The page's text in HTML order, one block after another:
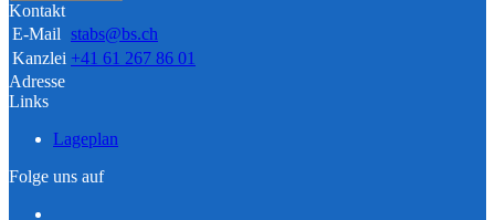
Kontakt
E-Mail stabs@bs.ch
Kanzlei +41 61 267 86 01
Adresse
Links
Lageplan
Folge uns auf